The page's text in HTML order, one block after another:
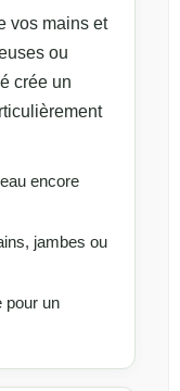
vos mains et
ou
crée un
encore
jambes ou
pour un